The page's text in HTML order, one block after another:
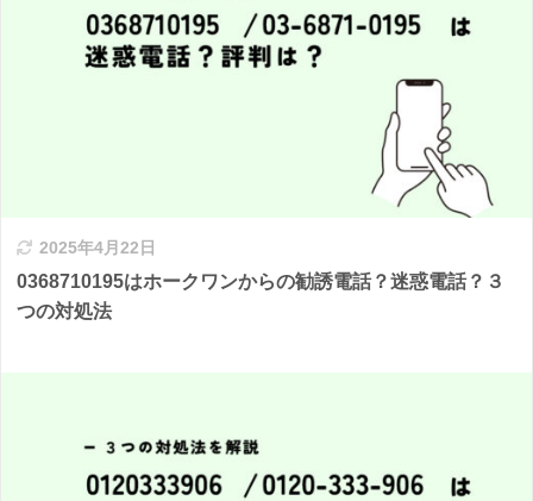
2025年4月22日
0368710195はホークワンからの勧誘電話？迷惑電話？３
つの対処法